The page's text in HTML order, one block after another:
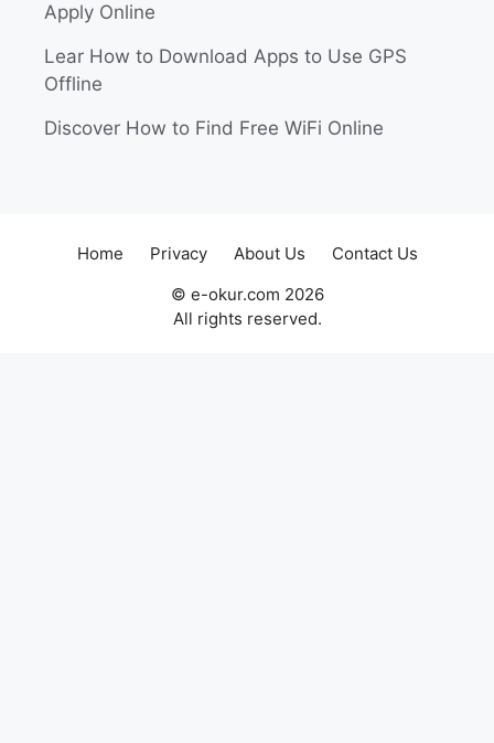
Apply Online
Lear How to Download Apps to Use GPS
Offline
Discover How to Find Free WiFi Online
Home Privacy About Us
Contact Us
© e-okur.com 2026
All rights reserved.